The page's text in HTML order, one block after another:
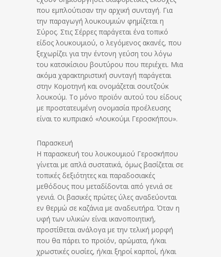
που εμπλούτισαν την αρχική συνταγή. Για
την παραγωγή λουκουμιών φημίζεται η
Σύρος. Στις Σέρρες παράγεται ένα τοπικό
είδος λουκουμιού, ο λεγόμενος ακανές, που
ξεχωρίζει για την έντονη γεύση του λόγω
του κατσικίσιου βουτύρου που περιέχει. Μια
ακόμα χαρακτηριστική συνταγή παράγεται
στην Κομοτηνή και ονομάζεται σουτζούκ
λουκούμ. Το μόνο προϊόν αυτού του είδους
με προστατευμένη ονομασία προέλευσης
είναι το κυπριακό «Λουκούμι Γεροσκήπου».
Παρασκευή
Η παρασκευή του λουκουμιού Γεροσκήπου
γίνεται με απλά συστατικά, όμως βασίζεται σε
τοπικές δεξιότητες και παραδοσιακές
μεθόδους που μεταδίδονται από γενιά σε
γενιά. Οι βασικές πρώτες ύλες αναδεύονται
εν θερμώ σε καζάνια με αναδευτήρα. Όταν η
υφή των υλικών είναι ικανοποιητική,
προστίθεται ανάλογα με την τελική μορφή
που θα πάρει το προϊόν, αρώματα, ή/και
χρωστικές ουσίες, ή/και ξηροί καρποί, ή/και